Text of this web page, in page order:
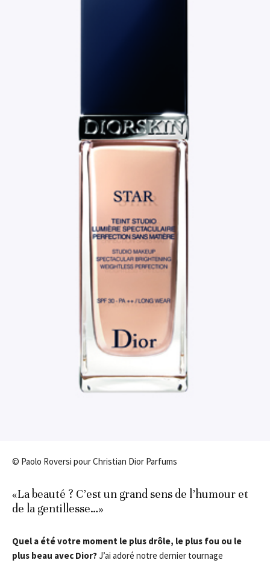
© Paolo Roversi pour Christian Dior Parfums
«La beauté ? C’est un grand sens de l’humour et
de la gentillesse…»
Quel a été votre moment le plus drôle, le plus fou ou le
plus beau avec Dior?J’ai adoré notre dernier tournage